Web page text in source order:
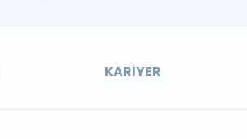
KARIYER